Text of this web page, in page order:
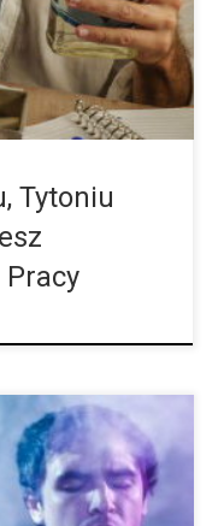
[…]
Tytoniu
Pracy
śmieszna albo i też